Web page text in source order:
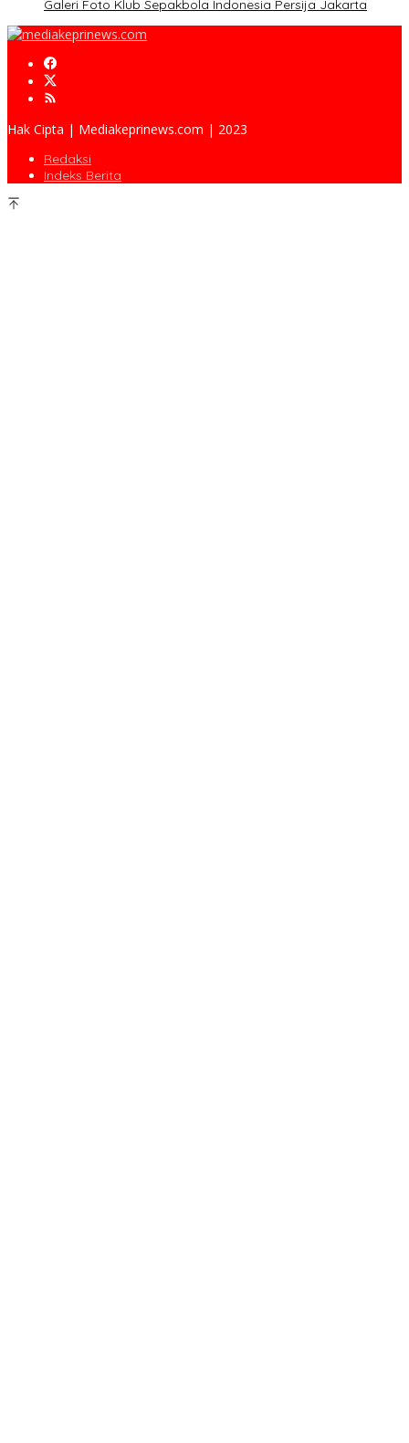
Galeri Foto Klub Sepakbola Indonesia Persija Jakarta
Hak Cipta | Mediakeprinews.com | 2023
Redaksi
Indeks Berita